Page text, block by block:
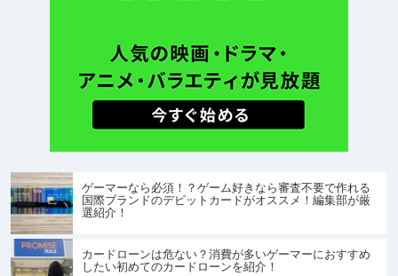
ゲーマーなら必須！？ゲーム好きなら審査不要で作れる
国際ブランドのデビットカードがオススメ！編集部が厳
選紹介！
カードローンは危ない？消費が多いゲーマーにおすすめ
したい初めてのカードローンを紹介！